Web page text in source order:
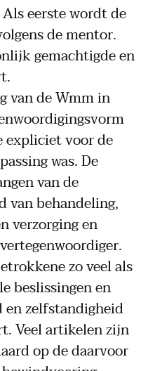
eerste wordt de
de mentor.
gemachtigde en
van de Wmm in
expliciet voor de
was. De
van de
van behandeling,
verzorging en
zo veel als
beslissingen en
en zelfstandigheid
Veel artikelen zijn
op de daarvoor